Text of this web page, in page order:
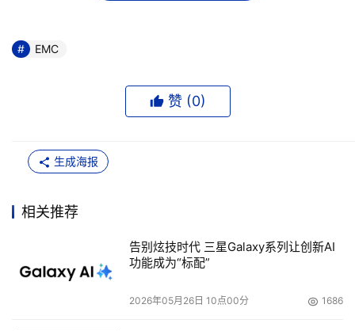
存储软件将越来越成为存储产品销售的重要影响因素，
存储硬件厂商不应只单一的发展硬件产品，应将更多的资源
投入在存储软件的研发上。有实力的存储厂商可考虑收购小
的存储软件开发商来壮大自己的实力。
EMC
赞 (0)
生成海报
相关推荐
告别炫技时代 三星Galaxy系列让创新AI
功能成为“标配”
2026年05月26日 10点00分 1686